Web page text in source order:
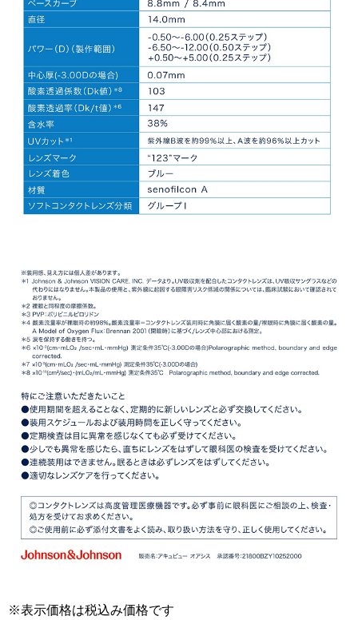
※表示価格は税込み価格です